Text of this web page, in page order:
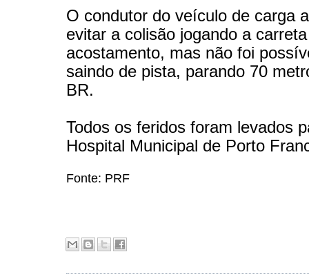
O condutor do veículo de carga
evitar a colisão jogando a
acostamento, mas não foi
saindo de pista, parando 70
BR.
Todos os feridos foram levados
Hospital Municipal de Porto
Fonte: PRF